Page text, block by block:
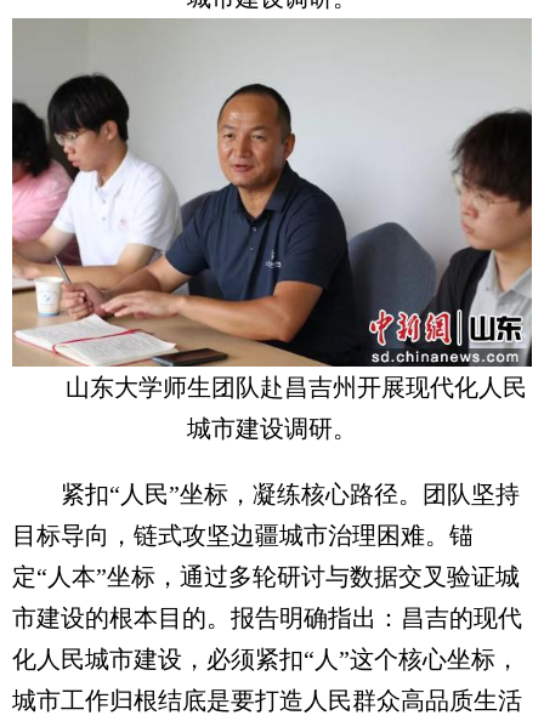
山东大学师生团队赴昌吉州开展现代化人民
城市建设调研。
紧扣“人民”坐标，凝练核心路径。团队坚持
目标导向，链式攻坚边疆城市治理困难。锚
定“人本”坐标，通过多轮研讨与数据交叉验证城
市建设的根本目的。报告明确指出：昌吉的现代
化人民城市建设，必须紧扣“人”这个核心坐标，
城市工作归根结底是要打造人民群众高品质生活